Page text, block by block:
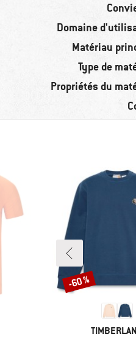
Domaine
Matériau
Type de
Propriétés du
MARQUE
Remise
-60 %